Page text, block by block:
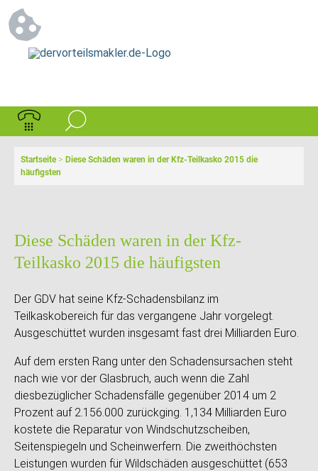
Startseite> Diese Schäden waren in der Kfz-Teilkasko 2015 die
häufigsten
Diese Schäden waren in der Kfz-
Teilkasko 2015 die häufigsten
Der GDV hat seine Kfz-Schadensbilanz im
Teilkaskobereich für das vergangene Jahr vorgelegt.
Ausgeschüttet wurden insgesamt fast drei Milliarden Euro.
Auf dem ersten Rang unter den Schadensursachen steht
nach wie vor der Glasbruch, auch wenn die Zahl
diesbezüglicher Schadensfälle gegenüber 2014 um 2
Prozent auf 2.156.000 zurückging. 1,134 Milliarden Euro
kostete die Reparatur von Windschutzscheiben,
Seitenspiegeln und Scheinwerfern. Die zweithöchsten
Leistungen wurden für Wildschäden ausgeschüttet (653